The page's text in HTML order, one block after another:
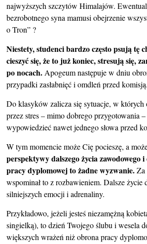
najwyższych szczytów Himalajów.
bezrobotnego syna mamusi obejrzenie
o Tron” ?
Niestety, studenci bardzo często psują tę
cieszyć się, że to już koniec, stresują się,
po nocach.Apogeum następuje w dniu
przypadki zasłabnięć i omdleń przed komisją.
Do klasyków zalicza się sytuacje, w których
przez stres – mimo dobrego przygotowania
wypowiedzieć nawet jednego słowa przed
W tym momencie może Cię pocieszę, a
perspektywy dalszego życia zawodowego
pracy dyplomowej to żadne wyzwanie.Za
wspominał to z rozbawieniem. Dalsze
silniejszych emocji i adrenaliny.
Przykładowo, jeżeli jesteś niezamężną
singielką), to dzień Twojego ślubu i wesela
większych wrażeń niż obrona pracy